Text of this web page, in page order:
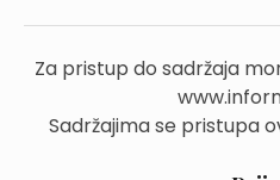
Za pristup do sadržaja
Sadržajima se pristupa